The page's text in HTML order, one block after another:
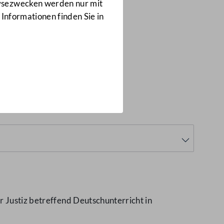
werden nur mit
finden Sie in
Anfragen
3682/J
Justiz betreffend Deutschunterricht in